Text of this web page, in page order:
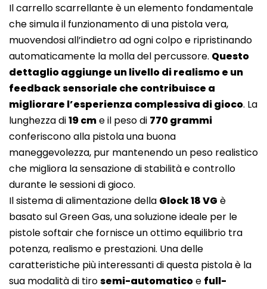
Il carrello scarrellante è un elemento fondamentale
che simula il funzionamento di una pistola vera,
muovendosi all’indietro ad ogni colpo e ripristinando
automaticamente la molla del percussore. Questo
dettaglio aggiunge un livello di realismo e un
feedback sensoriale che contribuisce a
migliorare l’esperienza complessiva di gioco. La
lunghezza di19 cme il peso di 770 grammi
conferiscono alla pistola una buona
maneggevolezza, pur mantenendo un peso realistico
che migliora la sensazione di stabilità e controllo
durante le sessioni di gioco.
Il sistema di alimentazione della Glock 18 VG è
basato sul Green Gas, una soluzione ideale per le
pistole softair che fornisce un ottimo equilibrio tra
potenza, realismo e prestazioni. Una delle
caratteristiche più interessanti di questa pistola è la
sua modalità di tirosemi-automaticoe full-